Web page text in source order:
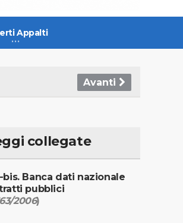
Appalti
Avanti
collegate
bis. Banca dati nazionale
pubblici
2006)